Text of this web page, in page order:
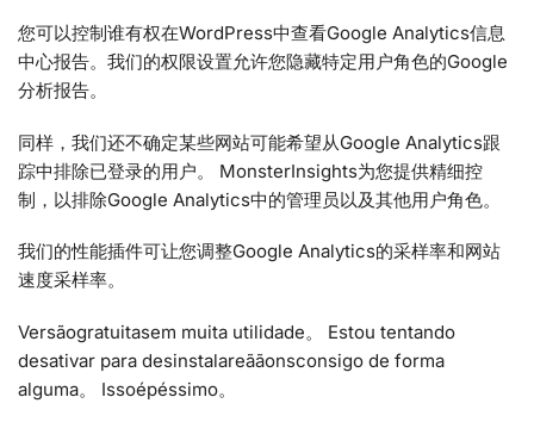
您可以控制谁有权在WordPress中查看Google Analytics信息
中心报告。我们的权限设置允许您隐藏特定用户角色的Google
分析报告。
同样，我们还不确定某些网站可能希望从Google Analytics跟
踪中排除已登录的用户。 MonsterInsights为您提供精细控
制，以排除Google Analytics中的管理员以及其他用户角色。
我们的性能插件可让您调整Google Analytics的采样率和网站
速度采样率。
Versãogratuitasem muita utilidade。 Estou tentando
desativar para desinstalareããonsconsigo de forma
alguma。 Issoépéssimo。